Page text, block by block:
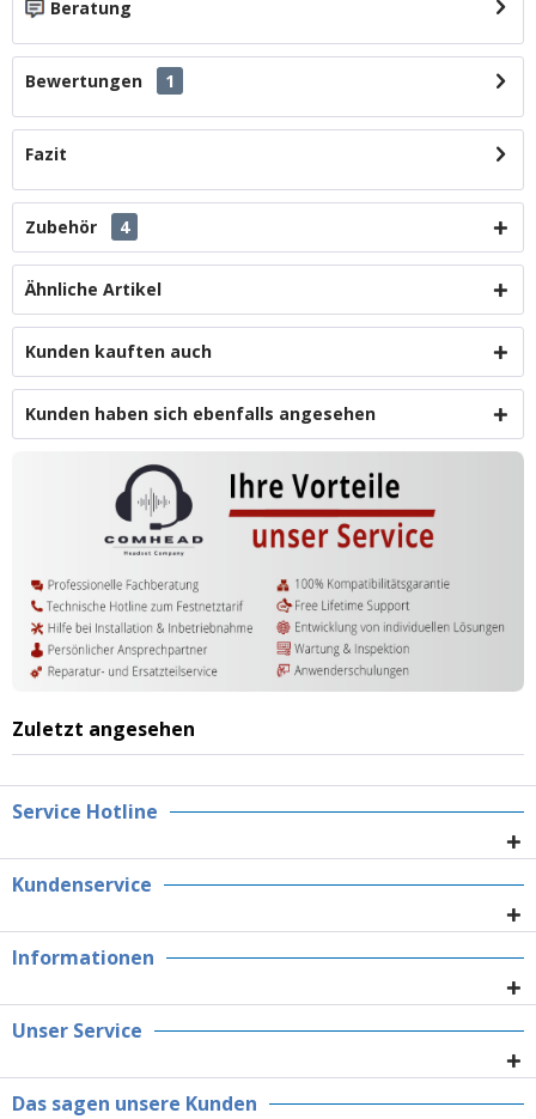
Beratung
Bewertungen 1
Fazit
Zubehör 4
Ähnliche Artikel
Kunden kauften auch
Kunden haben sich ebenfalls angesehen
Zuletzt angesehen
Service Hotline
Kundenservice
Informationen
Unser Service
Das sagen unsere Kunden